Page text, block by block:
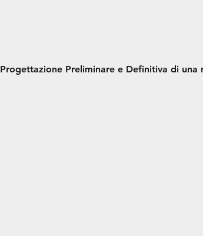
Progettazione Preliminare e Definitiva di una